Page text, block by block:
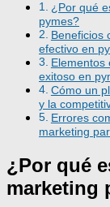
¿Por qué
pymes?
Beneficios
efectivo en
Elementos
exitoso en
Cómo un
y la
Errores
marketing
¿Por qué
marketing